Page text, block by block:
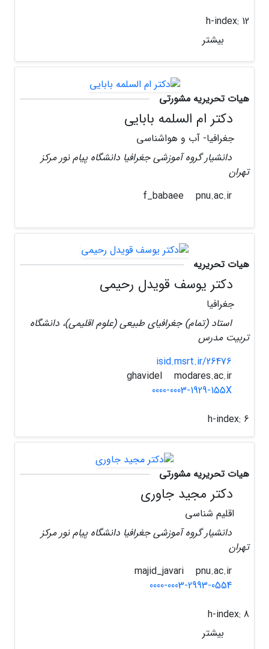
h-index: 12
بیشتر
هیات تحریریه مشورتی
دکتر ام السلمه بابایی
جغرافیا- آب و هواشناسی
دانشیار گروه آموزشی جغرافیا دانشگاه پیام نور مرکز
تهران
pnu.ac.ir
هیات تحریریه
دکتر یوسف قویدل رحیمی
جغرافیا
استاد (تمام) جغرافیای طبیعی (علوم اقلیمی)، دانشگاه
تربیت مدرس
isid.msrt.ir/26476
modares.ac.ir
0000-0003-1929-155X
h-index: 6
هیات تحریریه مشورتی
دکتر مجید جاوری
اقلیم شناسی
دانشیار گروه آموزشی جغرافیا دانشگاه پیام نور مرکز
تهران
pnu.ac.ir
0000-0003-2993-0554
h-index: 8
بیشتر